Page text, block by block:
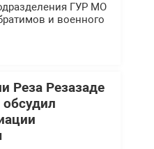
ГУР МО
и военного
Реза Резазаде